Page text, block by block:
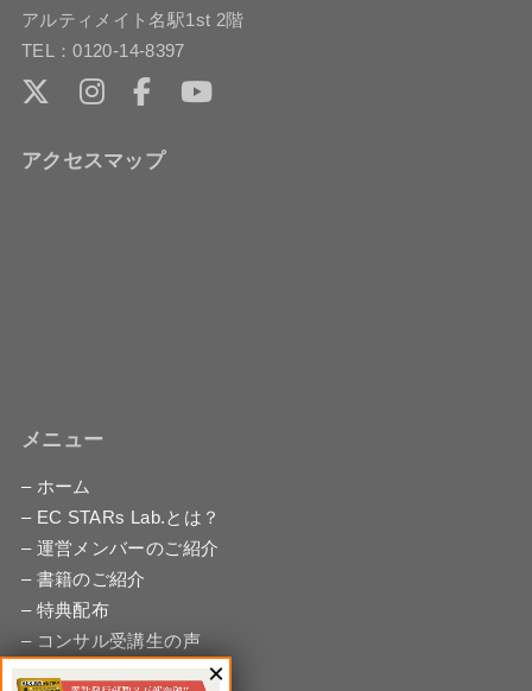
アルティメイト名駅1st 2階
TEL：0120-14-8397
アクセスマップ
メニュー
– ホーム
– EC STARs Lab.とは？
– 運営メンバーのご紹介
– 書籍のご紹介
– 特典配布
– コンサル受講生の声
– 無料相談